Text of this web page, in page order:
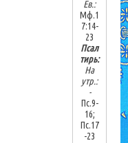
Ев.:
Мф.1
7:14-
23
Псал
тирь:
На
утр.:
-
Пс.9-
16;
Пс.17
-23